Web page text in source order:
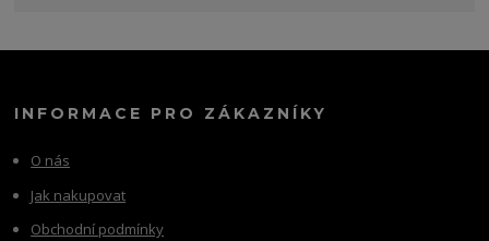
INFORMACE PRO ZÁKAZNÍKY
O nás
Jak nakupovat
Obchodní podmínky